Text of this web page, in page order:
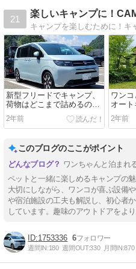
21
楽しいキャンプに！
新型フリードでキャンプ、
荷物はどこまで詰めるの
か？
2年前
ワン
オー
ズ・
す。
2年前
このブログのここがポイント
ワンちゃんと泊まれ
ペットと一緒に楽しめるキャンプの
大切にしながら、ワンコが喜ぶ設備
や宿泊施設の工夫も解説し、初心者
しています。趣味のアウトドアをよ
1753336 6
週間IN:180 週間OUT:330 月間IN:870